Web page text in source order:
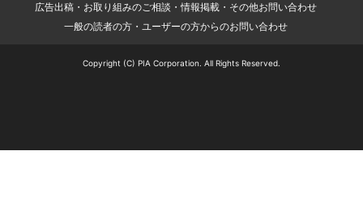
広告出稿・お取り組みのご相談・情報掲載・その他お問い合わせ
一般の読者の方・ユーザーの方からのお問い合わせ
Copyright (C) PIA Corporation. All Rights Reserved.